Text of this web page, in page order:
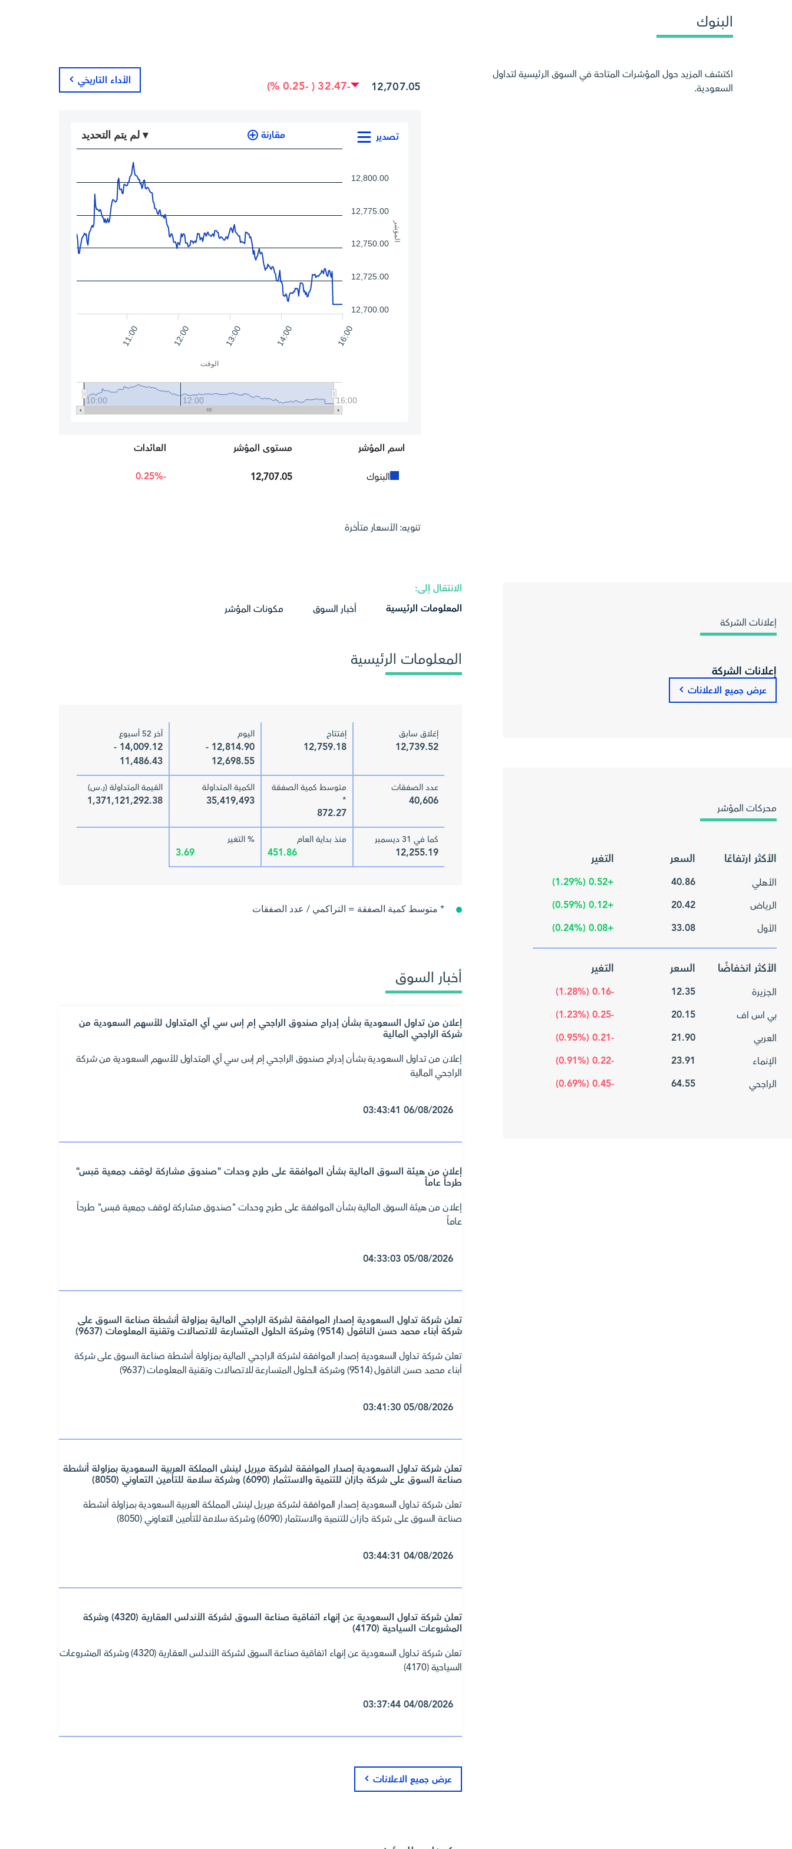
البنوك
اكتشف المزيد حول المؤشرات المتاحة في السوق الرئيسية لتداول
السعودية.
12,707.05
-32.47 ( -0.25 %) الأداء التاريخي
مقارنة
الوقت
المؤشر
تصدير
11:00 12:00 13:00 14:00 16:00
10:00 12:00 16:00
12,700.00
12,800.00
12,725.00
12,750.00
12,775.00
لم يتم التحديد ▾
اسم المؤشر مستوى المؤشر العائدات
البنوك 12,707.05
-0.25%
تنويه: الأسعار متأخرة
إعلانات الشركة
إعلانات الشركة
عرض جميع الاعلانات
محركات المؤشر
الأكثر ارتفاعًا السعر التغير
الأهلي 40.86
+0.52 (1.29%)
الرياض 20.42
+0.12 (0.59%)
الأول 33.08
+0.08 (0.24%)
الأكثر انخفاضًا السعر التغير
الجزيرة 12.35
-0.16 (1.28%)
بي اس اف 20.15
-0.25 (1.23%)
العربي 21.90
-0.21 (0.95%)
الإنماء 23.91
-0.22 (0.91%)
الراجحي 64.55
-0.45 (0.69%)
الانتقال إلى:
المعلومات الرئيسية
أخبار السوق مكونات المؤشر
المعلومات الرئيسية
إغلاق سابق
12,739.52
إفتتاح
12,759.18
اليوم
12,814.90 -
12,698.55
آخر 52 أسبوع
14,009.12 -
11,486.43
عدد الصفقات
40,606
متوسط كمية الصفقة
*
872.27
الكمية المتداولة
35,419,493
القيمة المتداولة (ر.س)
1,371,121,292.38
كما في 31 ديسمبر
12,255.19
منذ بداية العام
451.86
% التغير
3.69
* متوسط كمية الصفقة = التراكمي / عدد الصفقات
أخبار السوق
إعلان من تداول السعودية بشأن إدراج صندوق الراجحي إم إس سي آي المتداول للأسهم السعودية من
شركة الراجحي المالية
إعلان من تداول السعودية بشأن إدراج صندوق الراجحي إم إس سي آي المتداول للأسهم السعودية من شركة
الراجحي المالية
06/08/2026 03:43:41
إعلان من هيئة السوق المالية بشأن الموافقة على طرح وحدات "صندوق مشاركة لوقف جمعية قبس"
طرحاً عاماً
إعلان من هيئة السوق المالية بشأن الموافقة على طرح وحدات "صندوق مشاركة لوقف جمعية قبس" طرحاً
عاماً
05/08/2026 04:33:03
تعلن شركة تداول السعودية إصدار الموافقة لشركة الراجحي المالية بمزاولة أنشطة صناعة السوق على
شركة أبناء محمد حسن الناقول (9514) وشركة الحلول المتسارعة للاتصالات وتقنية المعلومات (9637)
تعلن شركة تداول السعودية إصدار الموافقة لشركة الراجحي المالية بمزاولة أنشطة صناعة السوق على شركة
أبناء محمد حسن الناقول (9514) وشركة الحلول المتسارعة للاتصالات وتقنية المعلومات (9637)
05/08/2026 03:41:30
تعلن شركة تداول السعودية إصدار الموافقة لشركة ميريل لينش المملكة العربية السعودية بمزاولة أنشطة
صناعة السوق على شركة جازان للتنمية والاستثمار (6090) وشركة سلامة للتأمين التعاوني (8050)
تعلن شركة تداول السعودية إصدار الموافقة لشركة ميريل لينش المملكة العربية السعودية بمزاولة أنشطة
صناعة السوق على شركة جازان للتنمية والاستثمار (6090) وشركة سلامة للتأمين التعاوني (8050)
04/08/2026 03:44:31
تعلن شركة تداول السعودية عن إنهاء اتفاقية صناعة السوق لشركة الأندلس العقارية (4320) وشركة
المشروعات السياحية (4170)
تعلن شركة تداول السعودية عن إنهاء اتفاقية صناعة السوق لشركة الأندلس العقارية (4320) وشركة المشروعات
السياحية (4170)
04/08/2026 03:37:44
عرض جميع الاعلانات